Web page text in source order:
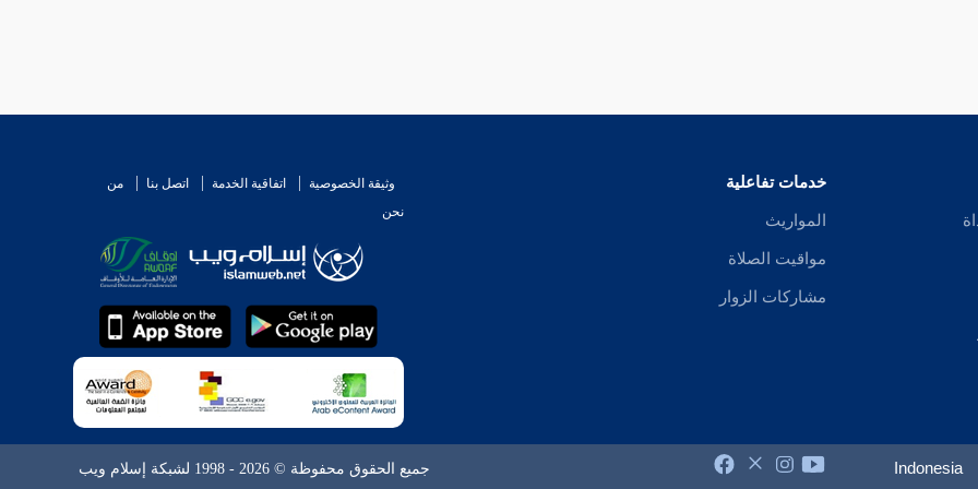
خدمات تفاعلية
المواريث
مواقيت الصلاة
مشاركات الزوار
وثيقة الخصوصية اتفاقية الخدمة اتصل بنا
من
نحن
Indonesia جميع الحقوق محفوظة © 2026 - 1998 لشبكة إسلام ويب